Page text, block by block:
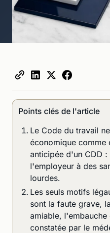
Points clés de l'article
Le Code du travail
économique comme
anticipée d'un CDD
l'employeur à des
lourdes.
Les seuls motifs
sont la faute grave,
amiable,
constatée par le